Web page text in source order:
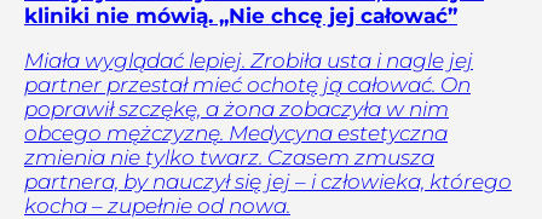
kliniki nie mówią. „Nie chcę jej całować”
Miała wyglądać lepiej. Zrobiła usta i nagle jej
partner przestał mieć ochotę ją całować. On
poprawił szczękę, a żona zobaczyła w nim
obcego mężczyznę. Medycyna estetyczna
zmienia nie tylko twarz. Czasem zmusza
partnera, by nauczył się jej – i człowieka, którego
kocha – zupełnie od nowa.